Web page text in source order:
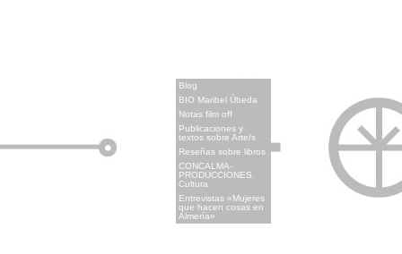
Blog
BIO Maribel Úbeda
Notas film off
Publicaciones y
textos sobre Arte/s
Reseñas sobre libros
CONCALMA-
PRODUCCIONES.
Cultura
Entrevistas «Mujeres
que hacen cosas en
Almería»